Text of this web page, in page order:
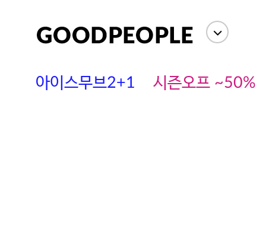
아이스무브2+1 시즌오프 ~50%